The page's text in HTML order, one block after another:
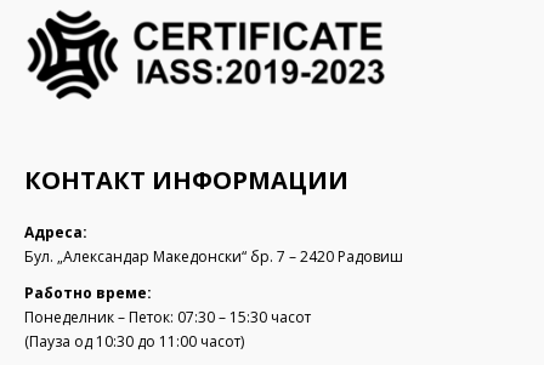
КОНТАКТ ИНФОРМАЦИИ
Адреса:
Бул. „Александар Македонски“ бр. 7 – 2420 Радовиш
Работно време:
Понеделник – Петок: 07:30 – 15:30 часот
(Пауза од 10:30 до 11:00 часот)